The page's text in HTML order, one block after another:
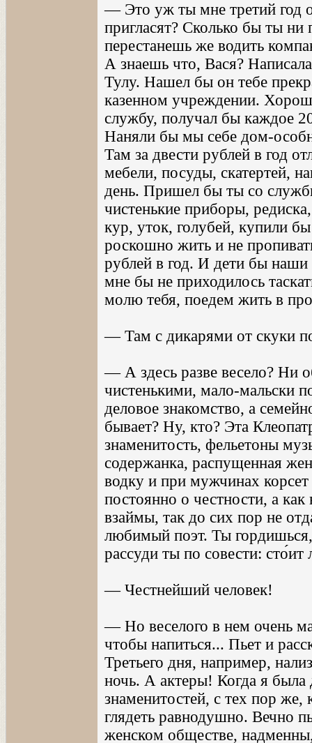
— Это уж ты мне третий год
пригласят? Сколько бы ты
перестанешь же водить
А знаешь что, Вася?
Тулу. Нашел бы он тебе
казенном учреждении.
службу, получал бы каждое
Наняли бы мы себе дом-
Там за двести рублей в год
мебели, посуды, скатертей,
день. Пришел бы ты со
чистенькие приборы,
кур, уток, голубей, купили
роскошно жить и не
рублей в год. И дети бы наши
мне бы не приходилось
молю тебя, поедем жить в
— Там с дикарями от скуки
— А здесь разве весело? Ни
чистенькими, мало-мальски
деловое знакомство, а
бывает? Ну, кто? Эта
знаменитость, фельетоны
содержанка, распущенная
водку и при мужчинах
постоянно о честности, а
взаймы, так до сих пор не
любимый поэт. Ты гордишься,
рассуди ты по совести: сто́ит
— Честнейший человек!
— Но веселого в нем очень
чтобы напиться... Пьет и
Третьего дня, например,
ночь. А актеры! Когда я была
знаменитостей, с тех пор же,
глядеть равнодушно. Вечно
женском обществе,